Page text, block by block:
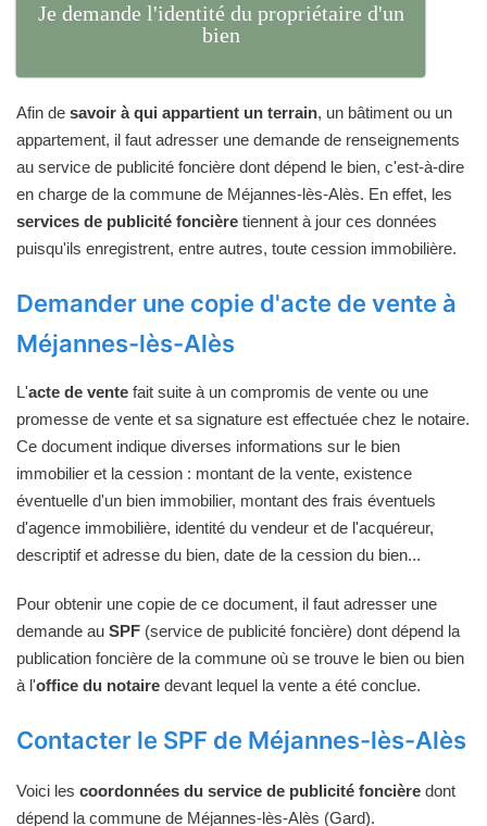
Je demande l'identité du propriétaire d'un
bien
Afin de savoir à qui appartient un terrain, un bâtiment ou un
appartement, il faut adresser une demande de renseignements
au service de publicité foncière dont dépend le bien, c'est-à-dire
en charge de la commune de Méjannes-lès-Alès. En effet, les
services de publicité foncière tiennent à jour ces données
puisqu'ils enregistrent, entre autres, toute cession immobilière.
Demander une copie d'acte de vente à
Méjannes-lès-Alès
L'acte de vente fait suite à un compromis de vente ou une
promesse de vente et sa signature est effectuée chez le notaire.
Ce document indique diverses informations sur le bien
immobilier et la cession : montant de la vente, existence
éventuelle d'un bien immobilier, montant des frais éventuels
d'agence immobilière, identité du vendeur et de l'acquéreur,
descriptif et adresse du bien, date de la cession du bien...
Pour obtenir une copie de ce document, il faut adresser une
demande au SPF (service de publicité foncière) dont dépend la
publication foncière de la commune où se trouve le bien ou bien
à l'office du notaire devant lequel la vente a été conclue.
Contacter le SPF de Méjannes-lès-Alès
Voici les coordonnées du service de publicité foncière dont
dépend la commune de Méjannes-lès-Alès (Gard).